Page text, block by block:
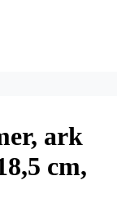
ark
cm,